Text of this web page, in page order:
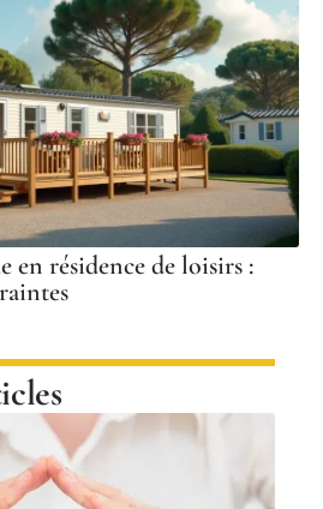
en résidence de loisirs :